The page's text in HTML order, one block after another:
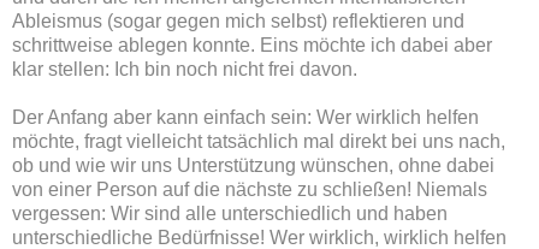
Ableismus (sogar gegen mich selbst) reflektieren und
schrittweise ablegen konnte. Eins möchte ich dabei aber
klar stellen: Ich bin noch nicht frei davon.
Der Anfang aber kann einfach sein: Wer wirklich helfen
möchte, fragt vielleicht tatsächlich mal direkt bei uns nach,
ob und wie wir uns Unterstützung wünschen, ohne dabei
von einer Person auf die nächste zu schließen! Niemals
vergessen: Wir sind alle unterschiedlich und haben
unterschiedliche Bedürfnisse! Wer wirklich, wirklich helfen